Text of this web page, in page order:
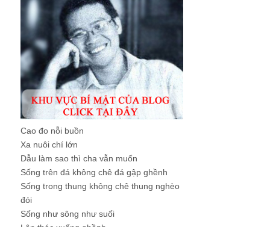
Cao đo nỗi buồn
Xa nuôi chí lớn
Dẫu làm sao thì cha vẫn muốn
Sống trên đá không chê đá gập ghềnh
Sống trong thung không chê thung nghèo
đói
Sống như sông như suối